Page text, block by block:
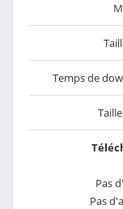
Temps de
Pas
Pas